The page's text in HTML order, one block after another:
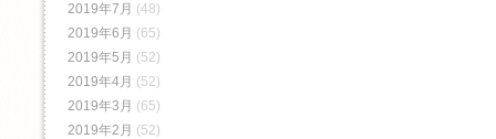
2019年7月 (48)
2019年6月 (65)
2019年5月 (52)
2019年4月 (52)
2019年3月 (65)
2019年2月 (52)